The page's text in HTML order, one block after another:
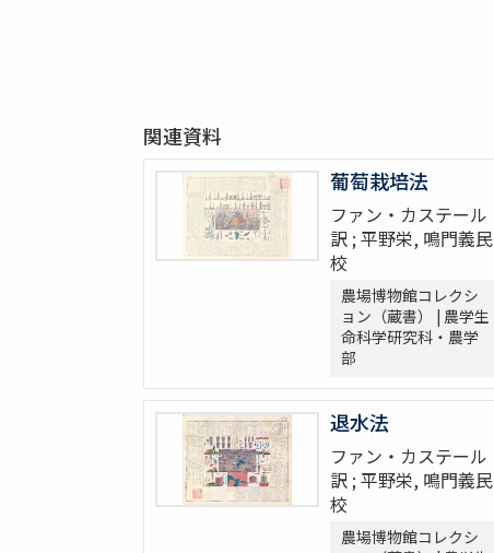
関連資料
葡萄栽培法
ファン・カステール
訳 ; 平野栄, 鳴門義民
校
農場博物館コレクシ
ョン（蔵書） | 農学生
命科学研究科・農学
部
退水法
ファン・カステール
訳 ; 平野栄, 鳴門義民
校
農場博物館コレクシ